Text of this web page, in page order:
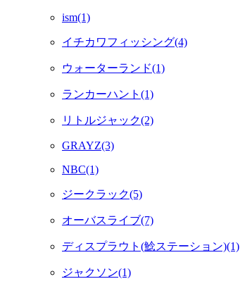
ism(1)
イチカワフィッシング(4)
ウォーターランド(1)
ランカーハント(1)
リトルジャック(2)
GRAYZ(3)
NBC(1)
ジークラック(5)
オーバスライブ(7)
ディスプラウト(鯰ステーション)(1)
ジャクソン(1)